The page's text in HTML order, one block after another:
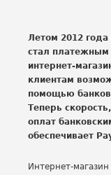
Летом 2012
стал платежным
интернет-
клиентам
помощью
Теперь
оплат
обеспечивает
Интернет-